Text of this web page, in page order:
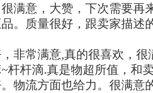
满意，大赞，下次需要再
。质量很好，跟卖家描述
非常满意,真的很喜欢，很
杆杆滴.真是物超所值，和
物流方面也给力。很满意